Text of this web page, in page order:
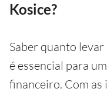
Kosice?
Saber quanto
é essencial para
financeiro. Com